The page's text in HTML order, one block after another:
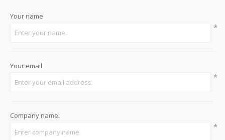
Your name
*
Your email
*
Company name:
*